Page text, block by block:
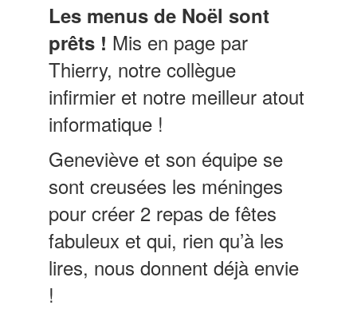
Les menus de Noël sont
prêts ! Mis en page par
Thierry, notre collègue
infirmier et notre meilleur atout
informatique !
Geneviève et son équipe se
sont creusées les méninges
pour créer 2 repas de fêtes
fabuleux et qui, rien qu’à les
lires, nous donnent déjà envie
!